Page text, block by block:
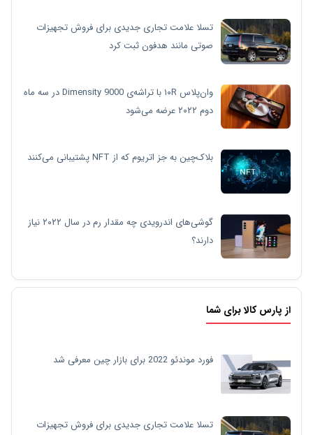
تسلا علامت تجاری جدیدی برای فروش تجهیزات
صوتی مانند هدفون ثبت کرد
وان‌پلاس ۱۰R با تراشه‌ی Dimensity 9000 در سه ماه
دوم ۲۰۲۲ عرضه می‌شود
بلاک‌چین به جز اتریوم که از NFT پشتیبانی می‌کنند
گوشی‌های اندرویدی چه مقدار رم در سال ۲۰۲۲ نیاز
دارند؟
از پارس کالا برای شما
فورد موندئو 2022 برای بازار چین معرفی شد
تسلا علامت تجاری جدیدی برای فروش تجهیزات